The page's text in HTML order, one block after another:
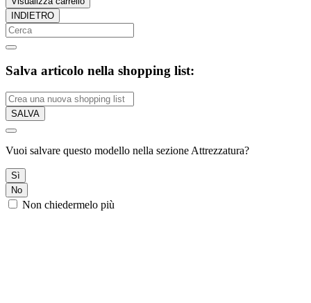
INDIETRO
Salva articolo nella shopping list:
SALVA
Vuoi salvare questo modello nella sezione Attrezzatura?
Sì
No
Non chiedermelo più